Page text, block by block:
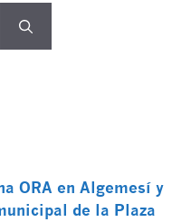
ORA en Algemesí y
de la Plaza